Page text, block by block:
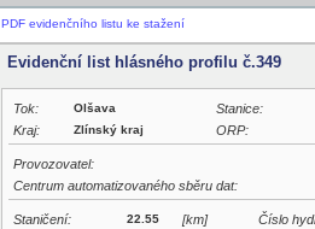
PDF evidenčního listu ke stažení
Evidenční list hlásného profilu č.349
Tok: Olšava
Stanice:
Kraj:
Zlínský kraj ORP:
Provozovatel:
Centrum automatizovaného sběru dat:
Staničení: 22.55 [km]
Číslo